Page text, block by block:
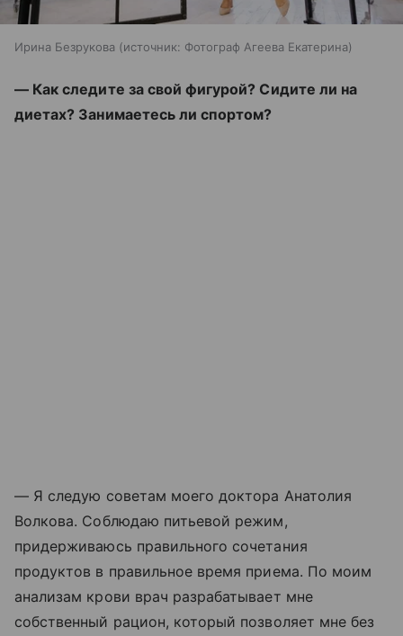
Ирина Безрукова источник: Фотограф Агеева Екатерина
— Как следите за свой фигурой? Сидите ли на
диетах? Занимаетесь ли спортом?
— Я следую советам моего доктора Анатолия
Волкова. Соблюдаю питьевой режим,
придерживаюсь правильного сочетания
продуктов в правильное время приема. По моим
анализам крови врач разрабатывает мне
собственный рацион, который позволяет мне без